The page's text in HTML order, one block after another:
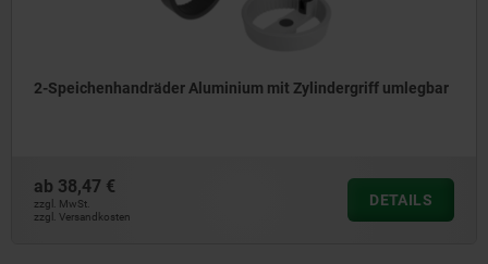
2-Speichenhandräder Aluminium mit Zylindergriff umlegbar
ab 38,47 €
zzgl. MwSt.
zzgl. Versandkosten
DETAILS